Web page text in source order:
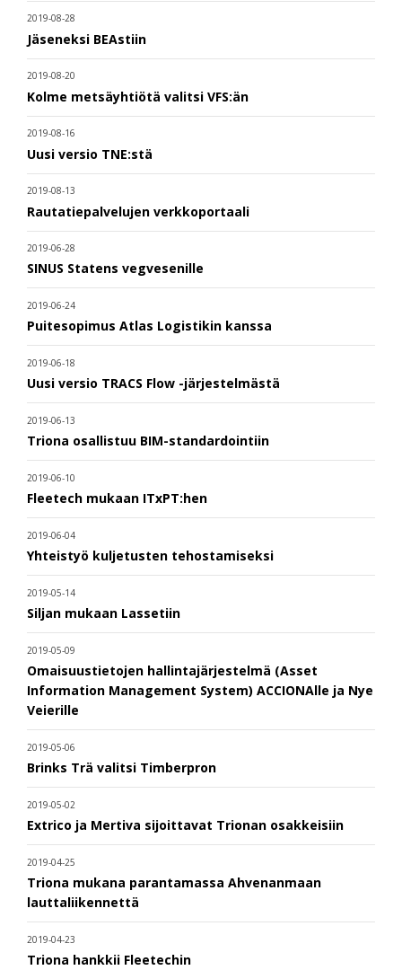
2019-08-28
Jäseneksi BEAstiin
2019-08-20
Kolme metsäyhtiötä valitsi VFS:än
2019-08-16
Uusi versio TNE:stä
2019-08-13
Rautatiepalvelujen verkkoportaali
2019-06-28
SINUS Statens vegvesenille
2019-06-24
Puitesopimus Atlas Logistikin kanssa
2019-06-18
Uusi versio TRACS Flow -järjestelmästä
2019-06-13
Triona osallistuu BIM-standardointiin
2019-06-10
Fleetech mukaan ITxPT:hen
2019-06-04
Yhteistyö kuljetusten tehostamiseksi
2019-05-14
Siljan mukaan Lassetiin
2019-05-09
Omaisuustietojen hallintajärjestelmä (Asset
Information Management System) ACCIONAlle ja Nye
Veierille
2019-05-06
Brinks Trä valitsi Timberpron
2019-05-02
Extrico ja Mertiva sijoittavat Trionan osakkeisiin
2019-04-25
Triona mukana parantamassa Ahvenanmaan
lauttaliikennettä
2019-04-23
Triona hankkii Fleetechin